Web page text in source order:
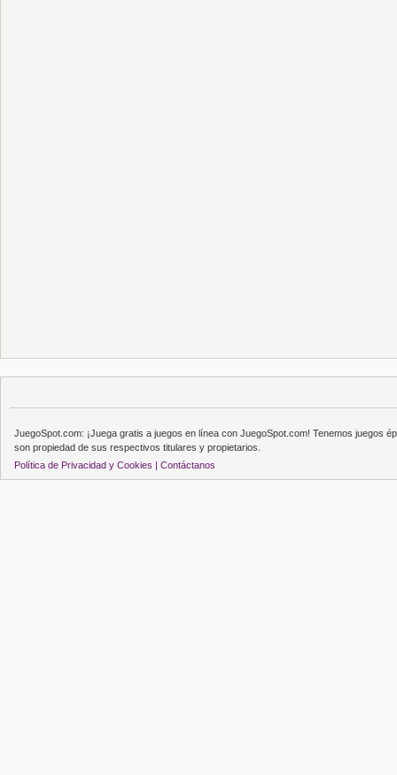
JuegoSpot.com: ¡Juega gratis a juegos en línea con JuegoSpot.com! Tenemos juegos
son propiedad de sus respectivos titulares y propietarios.
Política de Privacidad y Cookies | Contáctanos